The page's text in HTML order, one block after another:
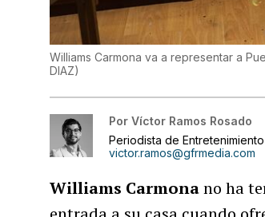
Williams Carmona va a representar a
DIAZ)
Por Víctor Ramos Rosado
Periodista de Entretenimiento
victor.ramos@gfrmedia.com
Williams Carmonano ha